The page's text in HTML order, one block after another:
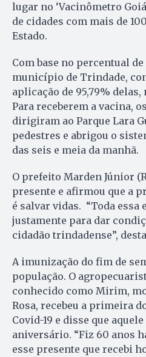
lugar no ‘Vacinômetro
de cidades com mais de
Estado.
Com base no percentual
município de Trindade,
aplicação de 95,79%
Para receberem a vacina,
dirigiram ao Parque Lara
pedestres e abrigou o
das seis e meia da manhã.
O prefeito Marden Júnior
presente e afirmou que a
é salvar vidas. “Toda essa
justamente para dar
cidadão trindadense”,
A imunização do fim de
população. O
conhecido como Mirim,
Rosa, recebeu a primeira
Covid-19 e disse que
aniversário. “Fiz 60 anos
esse presente que recebi